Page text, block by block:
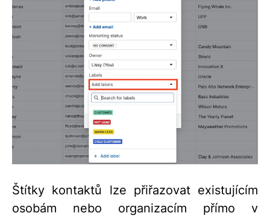
Štítky kontaktů lze přiřazovat existujícím
osobám nebo organizacím přímo v